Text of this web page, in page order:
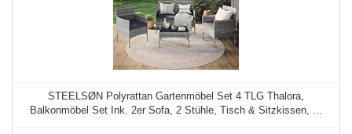
STEELSØN Polyrattan Gartenmöbel Set 4 TLG Thalora,
Balkonmöbel Set Ink. 2er Sofa, 2 Stühle, Tisch & Sitzkissen, ...